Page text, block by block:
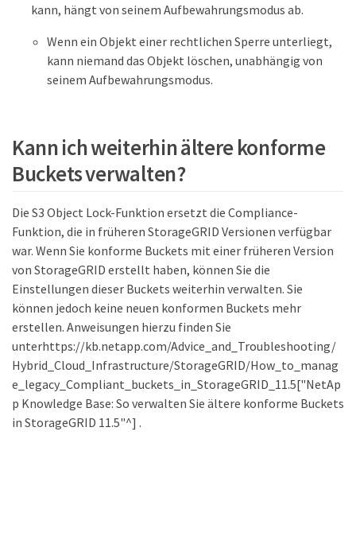
kann, hängt von seinem Aufbewahrungsmodus ab.
Wenn ein Objekt einer rechtlichen Sperre unterliegt,
kann niemand das Objekt löschen, unabhängig von
seinem Aufbewahrungsmodus.
Kann ich weiterhin ältere konforme
Buckets verwalten?
Die S3 Object Lock-Funktion ersetzt die Compliance-
Funktion, die in früheren StorageGRID Versionen verfügbar
war. Wenn Sie konforme Buckets mit einer früheren Version
von StorageGRID erstellt haben, können Sie die
Einstellungen dieser Buckets weiterhin verwalten. Sie
können jedoch keine neuen konformen Buckets mehr
erstellen. Anweisungen hierzu finden Sie
unterhttps://kb.netapp.com/Advice_and_Troubleshooting/
Hybrid_Cloud_Infrastructure/StorageGRID/How_to_manag
e_legacy_Compliant_buckets_in_StorageGRID_11.5["NetAp
p Knowledge Base: So verwalten Sie ältere konforme Buckets
in StorageGRID 11.5"^] .